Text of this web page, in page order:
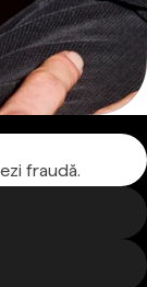
fraudă.